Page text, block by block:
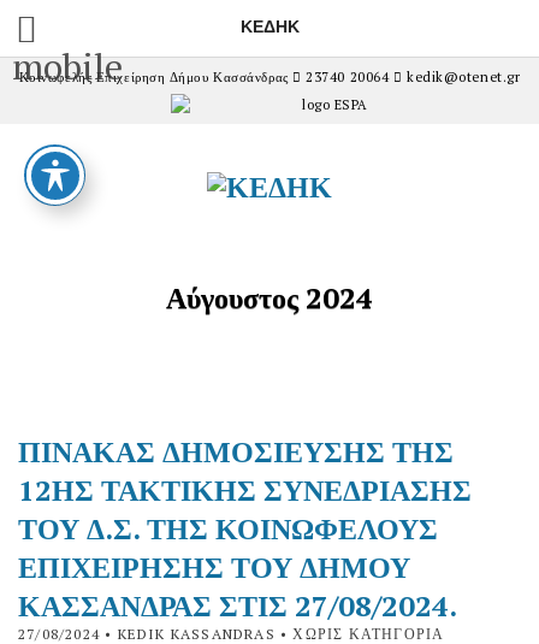
mobile
ΚΕΔΗΚ
Κοινωφελής Επιχείρηση Δήμου Κασσάνδρας 23740 20064 kedik@otenet.gr
Αύγουστος 2024
ΠΙΝΑΚΑΣ ΔΗΜΟΣΙΕΥΣΗΣ ΤΗΣ
12ΗΣ ΤΑΚΤΙΚΗΣ ΣΥΝΕΔΡΙΑΣΗΣ
ΤΟΥ Δ.Σ. ΤΗΣ ΚΟΙΝΩΦΕΛΟΥΣ
ΕΠΙΧΕΙΡΗΣΗΣ ΤΟΥ ΔΗΜΟΥ
ΚΑΣΣΑΝΔΡΑΣ ΣΤΙΣ 27/08/2024.
27/08/2024 • KEDIK KASSANDRAS • ΧΩΡΊΣ ΚΑΤΗΓΟΡΊΑ